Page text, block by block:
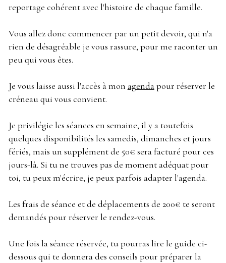
reportage cohérent avec l'histoire de chaque famille.
Vous allez donc commencer par un petit devoir, qui n'a
rien de désagréable je vous rassure, pour me raconter un
peu qui vous êtes.
Je vous laisse aussi l'accès à mon agendapour réserver le
créneau qui vous convient.
Je privilégie les séances en semaine, il y a toutefois
quelques disponibilités les samedis, dimanches et jours
fériés, mais un supplément de 50€ sera facturé pour ces
jours-là. Si tu ne trouves pas de moment adéquat pour
toi, tu peux m'écrire, je peux parfois adapter l'agenda.
Les frais de séance et de déplacements de 200€ te seront
demandés pour réserver le rendez-vous.
Une fois la séance réservée, tu pourras lire le guide ci-
dessous qui te donnera des conseils pour préparer la